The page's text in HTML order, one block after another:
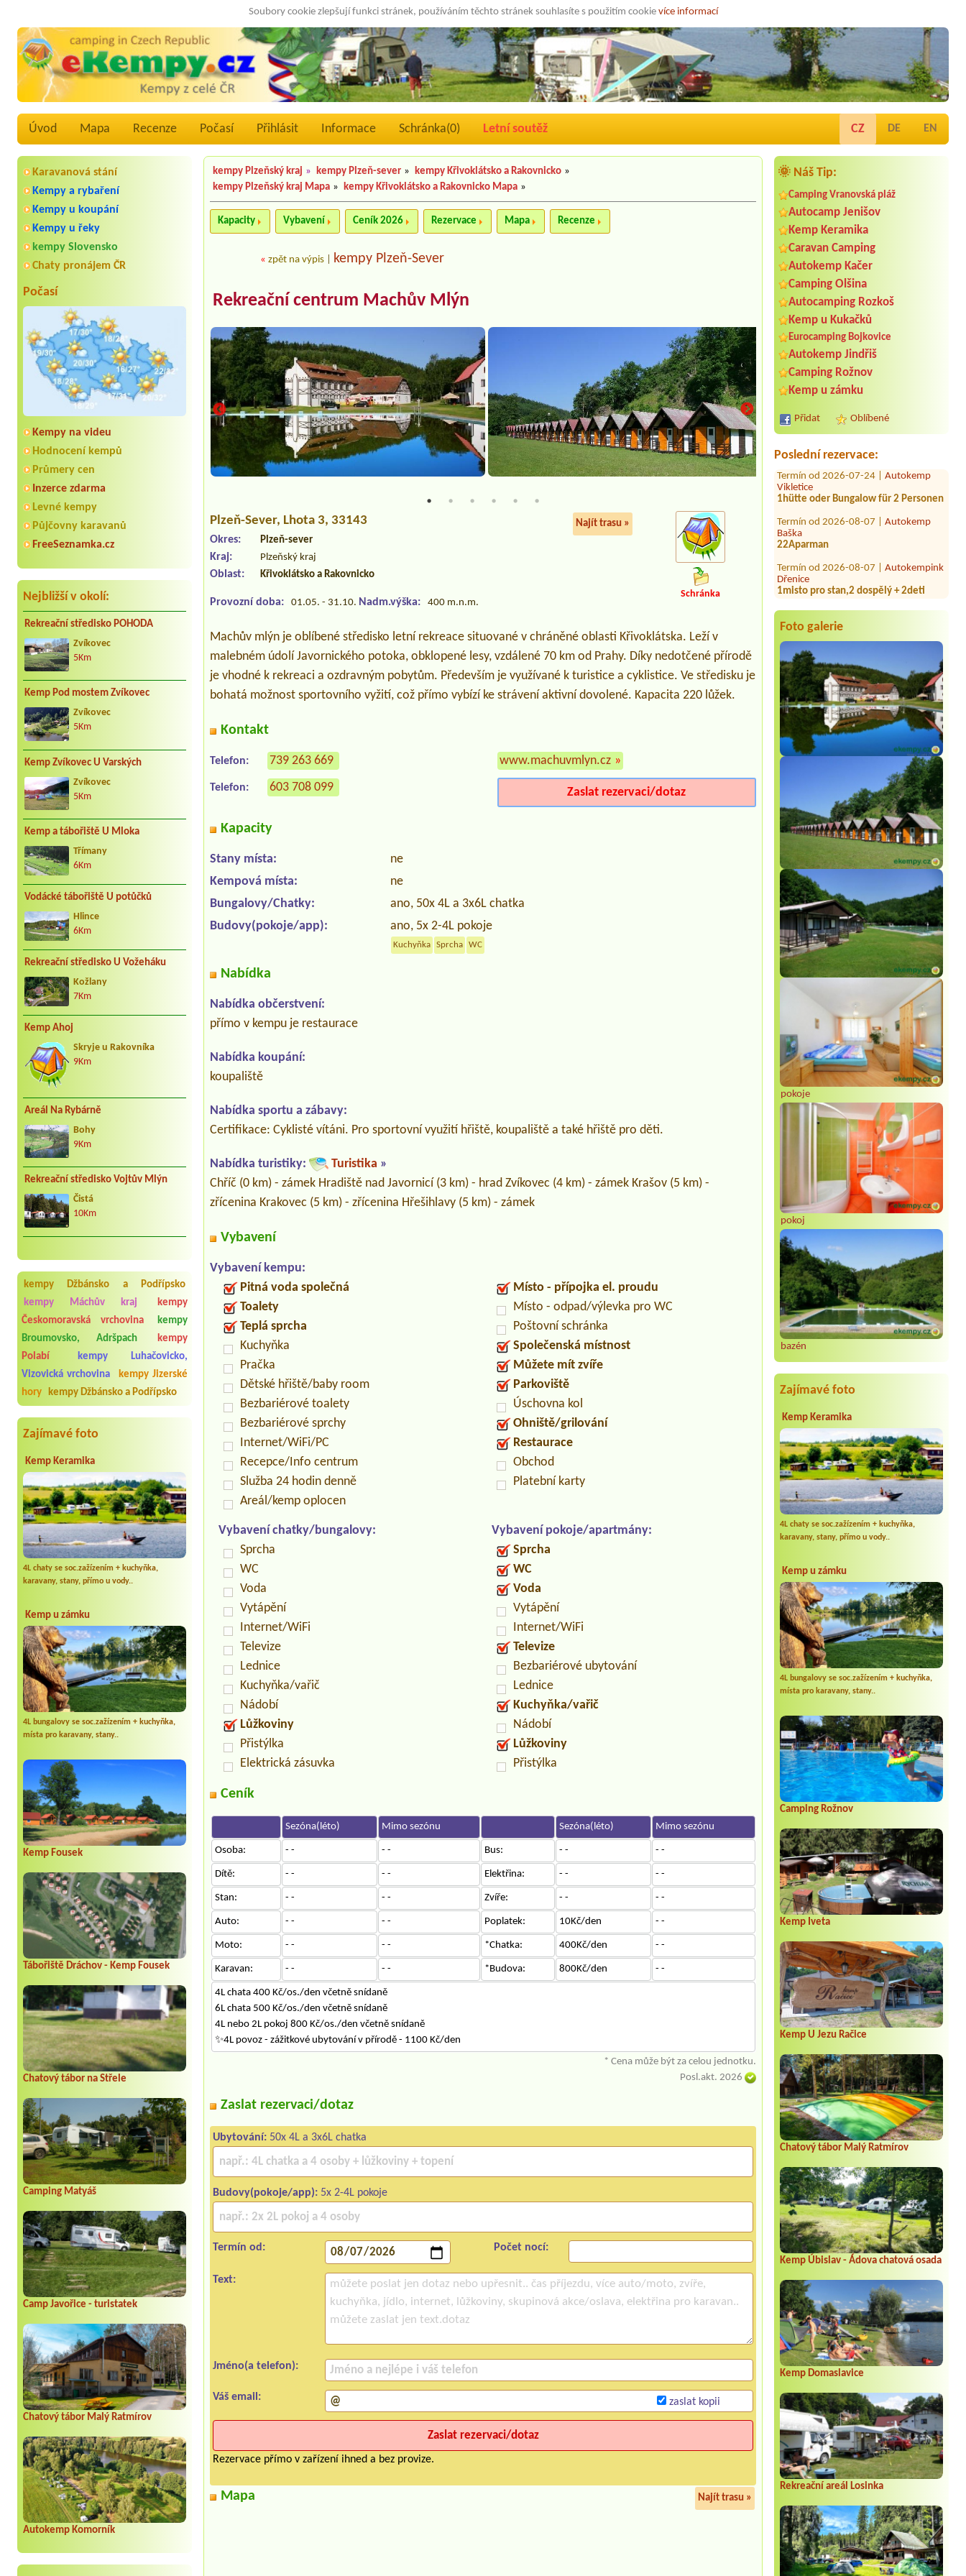
Soubory cookie zlepšují funkci stránek, používáním těchto stránek souhlasíte s použitím cookie více informací
Úvod Mapa Recenze Počasí Přihlásit Informace Schránka(0) Letní soutěž CZ DE EN
Karavanová stání
Kempy a rybaření
Kempy u koupání
Kempy u řeky
kempy Slovensko
Chaty pronájem ČR
Počasí
Kempy na videu
Hodnocení kempů
Průmery cen
Inzerce zdarma
Levné kempy
Půjčovny karavanů
FreeSeznamka.cz
Nejbližší v okolí:
Rekreační středisko POHODA
Zvíkovec
5Km
Kemp Pod mostem Zvíkovec
Zvíkovec
5Km
Kemp Zvíkovec U Varských
Zvíkovec
5Km
Kemp a tábořiště U Mloka
Třímany
6Km
Vodácké tábořiště U potůčků
Hlince
6Km
Rekreační středisko U Vožeháku
Kožlany
7Km
Kemp Ahoj
Skryje u Rakovníka
9Km
Areál Na Rybárně
Bohy
9Km
Rekreační středisko Vojtův Mlýn
Čistá
10Km
kempy Džbánsko a Podřípsko
kempy Máchův kraj
kempy
Českomoravská vrchovina
kempy
Broumovsko, Adršpach
kempy
Polabí
kempy Luhačovicko,
Vizovická vrchovina
kempy Jizerské
hory
kempy Džbánsko a Podřípsko
Zajímavé foto
Kemp Keramika
4L chaty se soc.zažízením + kuchyňka,
karavany, stany, přímo u vody..
Kemp u zámku
4L bungalovy se soc.zažízením + kuchyňka,
místa pro karavany, stany..
Kemp Fousek
Tábořiště Dráchov - Kemp Fousek
Chatový tábor na Střele
Camping Matyáš
Camp Javořice - turistatek
Chatový tábor Malý Ratmírov
Autokemp Komorník
🌞 Náš Tip:
Camping Vranovská pláž
Autocamp Jenišov
Kemp Keramika
Caravan Camping
Autokemp Kačer
Camping Olšina
Autocamping Rozkoš
Kemp u Kukačků
Eurocamping Bojkovice
Autokemp Jindřiš
Camping Rožnov
Kemp u zámku
Přidat Oblíbené
Poslední rezervace:
Termín od 2026-08-05 |
kemp Rozkoš
Apollo
Chatka se soc. zařízením
Termín od 2026-07-24 |
1hütte oder Bungalow für 2 Personen
Termín od 2026-08-07 |Autokemp
22Aparman
Termín od 2026-08-07 |
1misto pro stan,2 dospělý + 2deti
Termín od 2026-08-04 |Autokemp
Termín od 2026-08-18 |Eurocamp
Běšiny
4L chata + 2 osoby + 2 psi
Termín od 2026-08-08 |Autokemp
Komorník
2 místa pro karavany u vody, el.
přípojky, 4x dospělí, 3x dítě a 1x pes
Termín od 2026-07-31 |
Chatová
osada Olešná
Termín od 2026-08-06 |Chatky
Máchovo Jezero
Foto galerie
pokoje
pokoj
bazén
Zajímavé foto
Kemp Keramika
4L chaty se soc.zažízením + kuchyňka,
karavany, stany, přímo u vody..
Kemp u zámku
4L bungalovy se soc.zažízením + kuchyňka,
místa pro karavany, stany..
Camping Rožnov
Kemp Iveta
Kemp U Jezu Račice
Chatový tábor Malý Ratmírov
Kemp Úbislav - Ádova chatová osada
Kemp Domaslavice
Rekreační areál Losinka
kempy Plzeňský kraj » kempy Plzeň-sever » kempy Křivoklátsko a Rakovnicko »
kempy Plzeňský kraj Mapa » kempy Křivoklátsko a Rakovnicko Mapa »
Kapacity Vybavení Ceník 2026 Rezervace Mapa Recenze
«zpět na výpis kempy Plzeň-Sever
Rekreační centrum Machův Mlýn
Plzeň-Sever, Lhota 3, 33143 Najít trasu »
Okres: Plzeň-sever
Kraj: Plzeňský kraj
Oblast: Křivoklátsko a Rakovnicko
Provozní doba: 01.05. - 31.10. Nadm.výška: 400 m.n.m.
Schránka
Machův mlýn je oblíbené středisko letní rekreace situované v chráněné oblasti Křivoklátska. Leží v
malebném údolí Javornického potoka, obklopené lesy, vzdálené 70 km od Prahy. Díky nedotčené přírodě
je vhodné k rekreaci a ozdravným pobytům. Především je využívané k turistice a cyklistice. Ve středisku je
bohatá možnost sportovního vyžití, což přímo vybízí ke strávení aktivní dovolené. Kapacita 220 lůžek.
Kontakt
Telefon: 739 263 669
Telefon: 603 708 099
www.machuvmlyn.cz »
Zaslat rezervaci/dotaz
Kapacity
Stany místa:
ne
Kempová místa:
ne
Bungalovy/Chatky:
ano, 50x 4L a 3x6L chatka
Budovy(pokoje/app):
ano, 5x 2-4L pokoje
Kuchyňka Sprcha WC
Nabídka
Nabídka občerstvení:
přímo v kempu je restaurace
Nabídka koupání:
koupaliště
Nabídka sportu a zábavy:
Certifikace: Cyklisté vítáni. Pro sportovní využití hřiště, koupaliště a také hřiště pro děti.
Nabídka turistiky: Turistika »
Chříč (0 km) - zámek Hradiště nad Javornicí (3 km) - hrad Zvíkovec (4 km) - zámek Krašov (5 km) -
zřícenina Krakovec (5 km) - zřícenina Hřešihlavy (5 km) - zámek
Vybavení
Vybavení kempu:
Pitná voda společná
Toalety
Teplá sprcha
Kuchyňka
Pračka
Dětské hřiště/baby room
Bezbariérové toalety
Bezbariérové sprchy
Internet/WiFi/PC
Recepce/Info centrum
Služba 24 hodin denně
Areál/kemp oplocen
Místo - přípojka el. proudu
Místo - odpad/výlevka pro WC
Poštovní schránka
Společenská místnost
Můžete mít zvíře
Parkoviště
Úschovna kol
Ohniště/grilování
Restaurace
Obchod
Platební karty
Vybavení chatky/bungalovy:
Sprcha
WC
Voda
Vytápění
Internet/WiFi
Televize
Lednice
Kuchyňka/vařič
Nádobí
Lůžkoviny
Přistýlka
Elektrická zásuvka
Vybavení pokoje/apartmány:
Sprcha
WC
Voda
Vytápění
Internet/WiFi
Televize
Bezbariérové ubytování
Lednice
Kuchyňka/vařič
Nádobí
Lůžkoviny
Přistýlka
Ceník
Sezóna(léto) Mimo sezónu Sezóna(léto) Mimo sezónu
Osoba: - - - - Bus: - - - -
Dítě: - - - - Elektřina: - - - -
Stan: - - - - Zvíře: - - - -
Auto: - - - - Poplatek: 10Kč/den - -
Moto: - - - - *Chatka: 400Kč/den - -
Karavan: - - - - *Budova: 800Kč/den - -
4L chata 400 Kč/os./den včetně snídaně
6L chata 500 Kč/os./den včetně snídaně
4L nebo 2L pokoj 800 Kč/os./den včetně snídaně
✨4L povoz - zážitkové ubytování v přírodě - 1100 Kč/den
* Cena může být za celou jednotku.
Posl.akt. 2026
Zaslat rezervaci/dotaz
Ubytování: 50x 4L a 3x6L chatka
Budovy(pokoje/app): 5x 2-4L pokoje
Termín od: Počet nocí:
Text:
Jméno(a telefon):
Váš email: zaslat kopii
Rezervace přímo v zařízení ihned a bez provize.
Mapa Najít trasu »